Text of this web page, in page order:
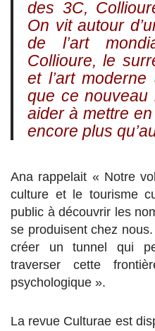
des 3C,
On vit autour
de l’art
Collioure, le
et l’art
que ce nouveau
aider à mettre
encore plus
Ana rappelait « Notre
culture et le tourisme
public à découvrir les
se produisent chez
créer un tunnel qui
traverser cette
psychologique ».
La revue Culturae est